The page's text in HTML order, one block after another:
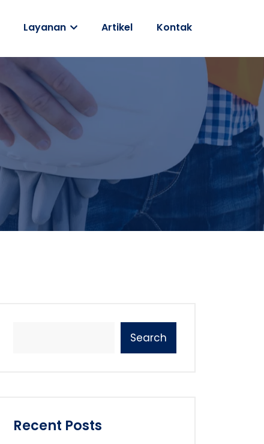
Layanan Artikel Kontak
Search
Recent Posts